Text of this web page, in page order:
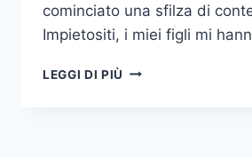
cominciato una sfilza di
Impietositi, i miei figli mi
LEGGI DI PIÙ ESCO